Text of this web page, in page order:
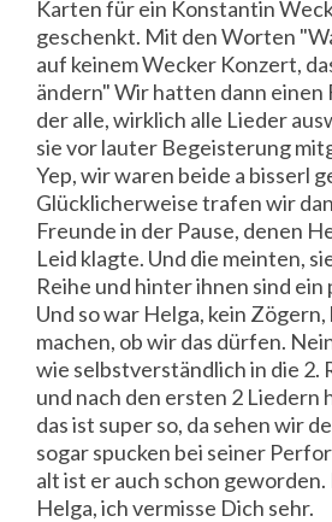
Karten für ein Konstantin
geschenkt. Mit den Worten
auf keinem Wecker Konzert,
ändern" Wir hatten dann einen
der alle, wirklich alle Lieder
sie vor lauter Begeisterung
Yep, wir waren beide a bisserl
Glücklicherweise trafen wir
Freunde in der Pause, denen
Leid klagte. Und die meinten,
Reihe und hinter ihnen sind ein
Und so war Helga, kein Zögern,
machen, ob wir das dürfen.
wie selbstverständlich in die 2.
und nach den ersten 2 Liedern
das ist super so, da sehen wir
sogar spucken bei seiner
alt ist er auch schon geworden.
Helga, ich vermisse Dich sehr.